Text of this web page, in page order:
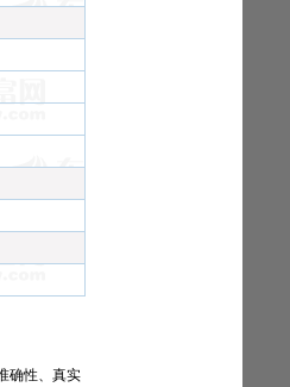
确性、真实